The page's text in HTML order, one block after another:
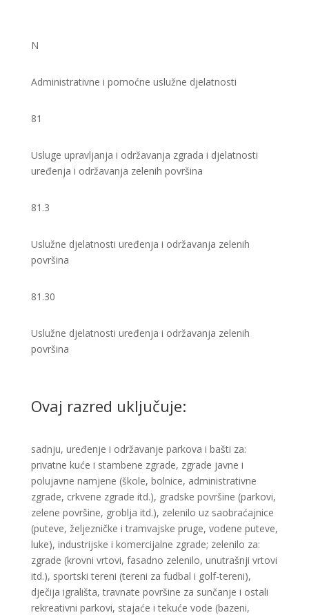
N
Administrativne i pomoćne uslužne djelatnosti
81
Usluge upravljanja i održavanja zgrada i djelatnosti
uređenja i održavanja zelenih površina
81.3
Uslužne djelatnosti uređenja i održavanja zelenih
površina
81.30
Uslužne djelatnosti uređenja i održavanja zelenih
površina ​​
Ovaj razred uključuje:
sadnju, uređenje i održavanje parkova i bašti za:
privatne kuće i stambene zgrade, zgrade javne i
polujavne namjene (škole, bolnice, administrativne
zgrade, crkvene zgrade itd.), gradske površine (parkovi,
zelene površine, groblja itd.), zelenilo uz saobraćajnice
(puteve, željezničke i tramvajske pruge, vodene puteve,
luke), industrijske i komercijalne zgrade; zelenilo za:
zgrade (krovni vrtovi, fasadno zelenilo, unutrašnji vrtovi
itd.), sportski tereni (tereni za fudbal i golf-tereni),
dječija igrališta, travnate površine za sunčanje i ostali
rekreativni parkovi, stajaće i tekuće vode (bazeni,